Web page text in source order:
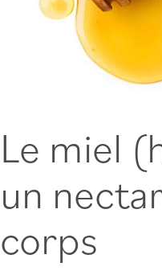
Le miel
un
corps